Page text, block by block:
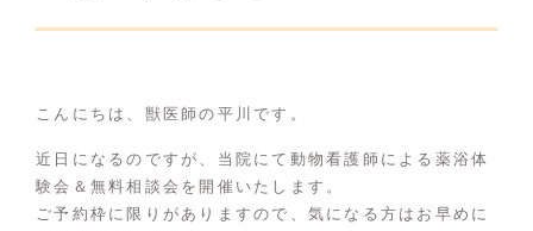
こんにちは、獣医師の平川です。
近日になるのですが、当院にて動物看護師による薬浴体
験会＆無料相談会を開催いたします。
ご予約枠に限りがありますので、気になる方はお早めに